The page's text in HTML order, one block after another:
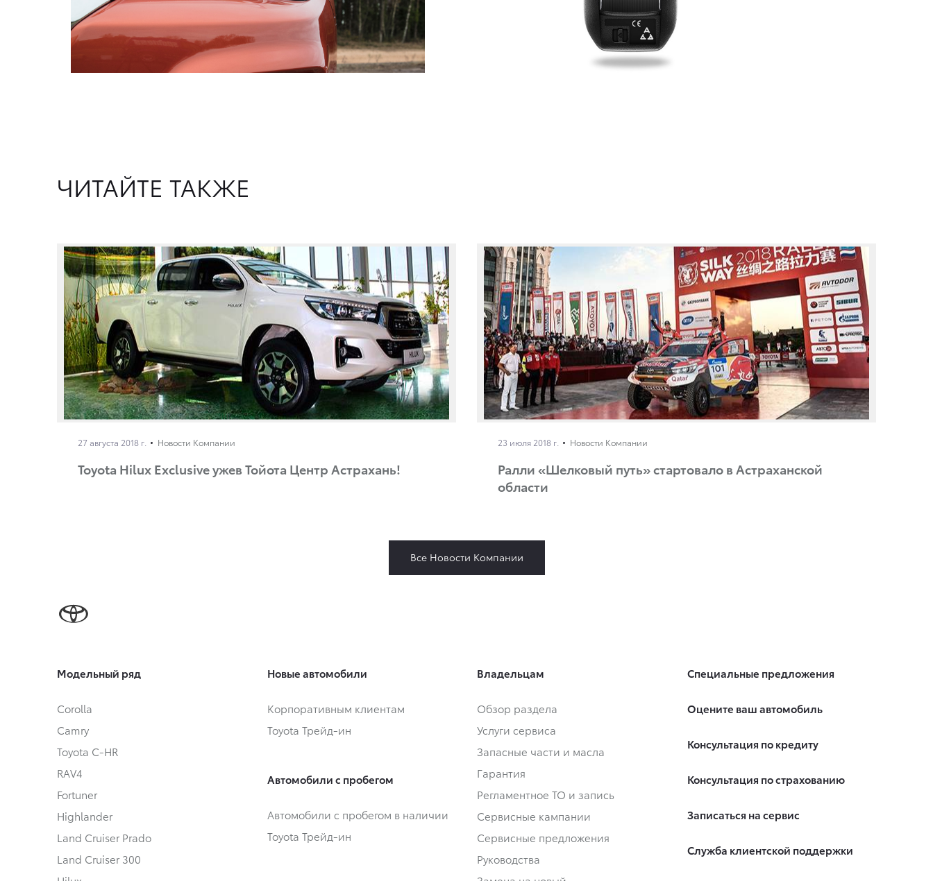
ЧИТАЙТЕ ТАКЖЕ
27 августа 2018 г. Новости Компании
Toyota Hilux Exclusive ужев Тойота Центр Астрахань!
23 июля 2018 г. Новости Компании
Ралли «Шелковый путь» стартовало в Астраханской
области
Все Новости Компании
Модельный ряд
Corolla
Camry
Toyota C-HR
RAV4
Fortuner
Highlander
Land Cruiser Prado
Land Cruiser 300
Новые автомобили
Корпоративным клиентам
Toyota Трейд-ин
Автомобили с пробегом
Автомобили с пробегом в наличии
Toyota Трейд-ин
Владельцам
Обзор раздела
Услуги сервиса
Запасные части и масла
Гарантия
Регламентное ТО и запись
Сервисные кампании
Сервисные предложения
Руководства
Специальные предложения
Оцените ваш автомобиль
Консультация по кредиту
Консультация по страхованию
Записаться на сервис
Служба клиентской поддержки